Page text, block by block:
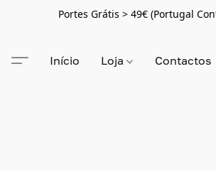
Portes Grátis > 49€ (Portugal
Início Loja Contactos